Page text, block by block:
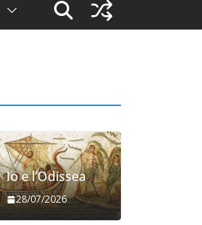
Io e l’Odissea
28/07/2026